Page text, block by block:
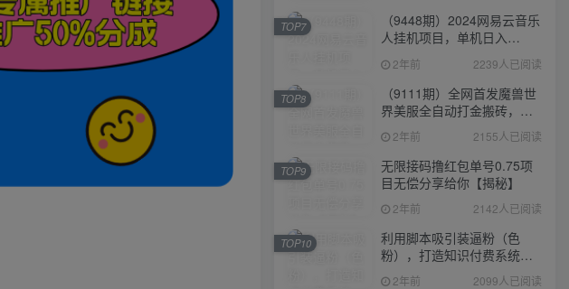
（9448期）2024网易云音乐
人挂机项目，单机日入
150+，无脑月入5000+
2年前 2239人已阅读
TOP7
（9111期）全网首发魔兽世
界美服全自动打金搬砖，日
入1000+，简单好操作，保
姆级教学
2年前 2155人已阅读
TOP8
无限接码撸红包单号0.75项
目无偿分享给你【揭秘】
2年前 2142人已阅读
TOP9
利用脚本吸引装逼粉（色
粉），打造知识付费系统，
附388元美女写真项目
2年前 2099人已阅读
TOP10